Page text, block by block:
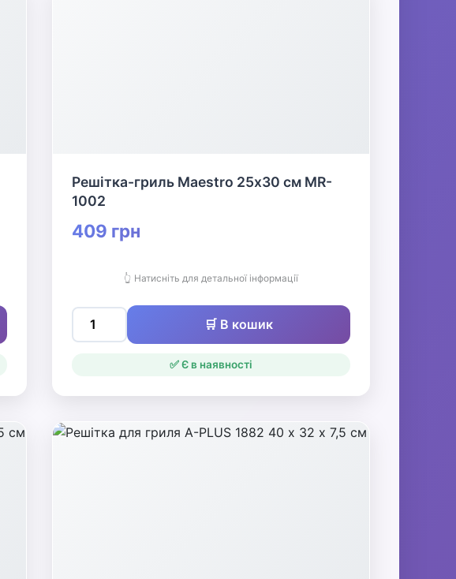
Решітка-гриль Maestro 25х30 см MR-
1002
409 грн
👆 Натисніть для детальної інформації
🛒 В кошик
✅ Є в наявності